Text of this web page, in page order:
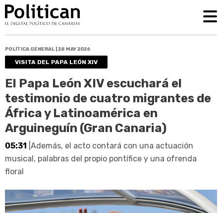
POLÍTICA GENERAL | 28 MAY 2026
VISITA DEL PAPA LEÓN XIV
El Papa León XIV escuchará el
testimonio de cuatro migrantes de
África y Latinoamérica en
Arguineguín (Gran Canaria)
05:31 |Además, el acto contará con una actuación
musical, palabras del propio pontífice y una ofrenda
floral